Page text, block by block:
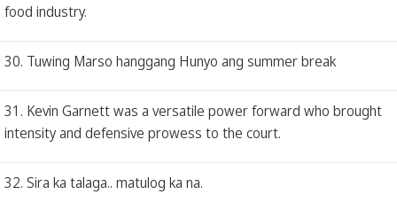
food industry.
30. Tuwing Marso hanggang Hunyo ang summer break
31. Kevin Garnett was a versatile power forward who brought
intensity and defensive prowess to the court.
32. Sira ka talaga.. matulog ka na.